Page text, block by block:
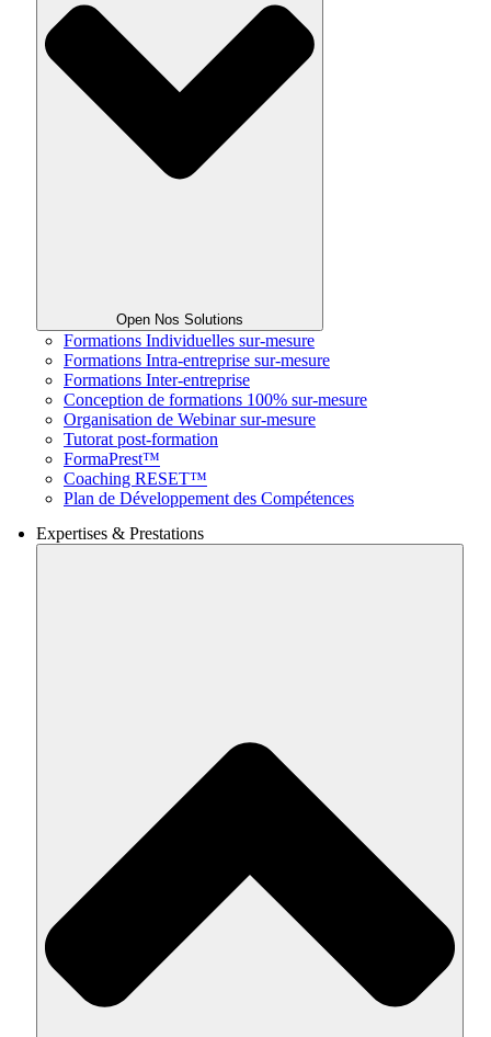
Open Nos Solutions
Formations Individuelles sur-mesure
Formations Intra-entreprise sur-mesure
Formations Inter-entreprise
Conception de formations 100% sur-mesure
Organisation de Webinar sur-mesure
Tutorat post-formation
FormaPrest™
Coaching RESET™
Plan de Développement des Compétences
Expertises & Prestations